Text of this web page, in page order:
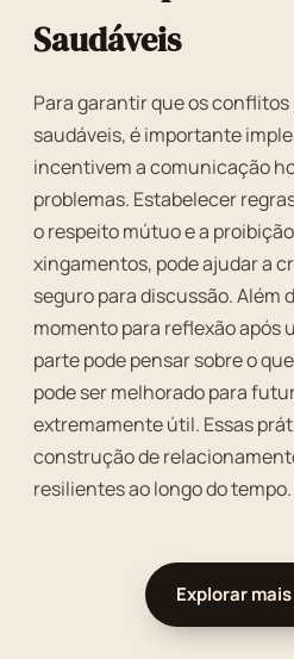
Saudáveis
Para garantir que os
saudáveis, é importante
incentivem a comunicação
problemas. Estabelecer
o respeito mútuo e a
xingamentos, pode ajudar a
seguro para discussão. Além
momento para reflexão após
parte pode pensar sobre o
pode ser melhorado para
extremamente útil. Essas
construção de
resilientes ao longo do tempo.
Explorar